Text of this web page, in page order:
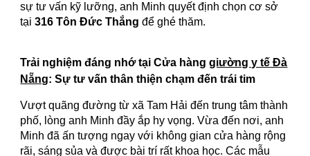
sự tư vấn kỹ lưỡng, anh Minh quyết định chọn cơ sở
tại316 Tôn Đức Thắng để ghé thăm.
Trải nghiệm đáng nhớ tại Cửa hànggiường y tế Đà
Nẵng: Sự tư vấn thân thiện chạm đến trái tim
Vượt quãng đường từ xã Tam Hải đến trung tâm thành
phố, lòng anh Minh đầy ắp hy vọng. Vừa đến nơi, anh
Minh đã ấn tượng ngay với không gian cửa hàng rộng
rãi, sáng sủa và được bài trí rất khoa học. Các mẫu